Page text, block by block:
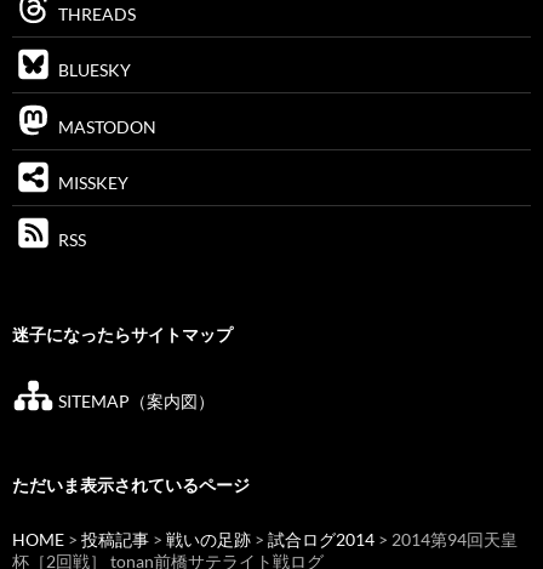
THREADS
BLUESKY
MASTODON
MISSKEY
RSS
迷子になったらサイトマップ
SITEMAP（案内図）
ただいま表示されているページ
HOME > 投稿記事 > 戦いの足跡 > 試合ログ2014 > 2014第94回天皇
杯［2回戦］ tonan前橋サテライト戦ログ